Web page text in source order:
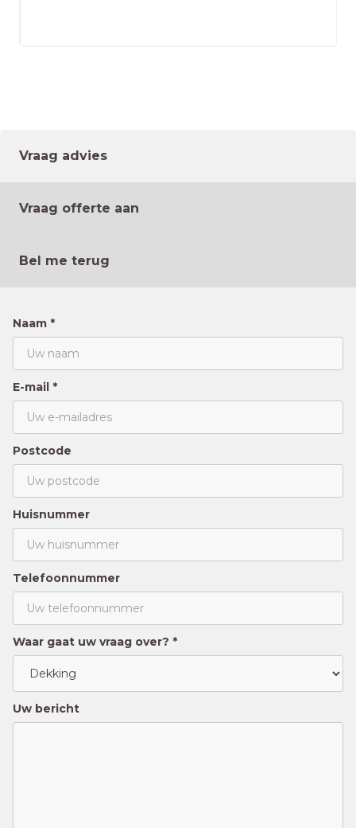
Vraag advies
Vraag offerte aan
Bel me terug
Naam *
E-mail *
Postcode
Huisnummer
Telefoonnummer
Waar gaat uw vraag over? *
Uw bericht